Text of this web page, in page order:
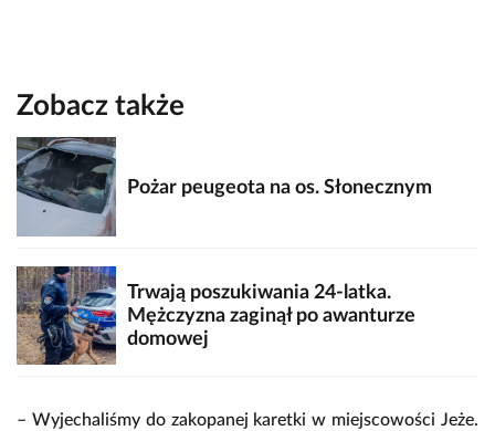
Zobacz także
Pożar peugeota na os. Słonecznym
Trwają poszukiwania 24-latka.
Mężczyzna zaginął po awanturze
domowej
– Wyjechaliśmy do zakopanej karetki w miejscowości Jeże.